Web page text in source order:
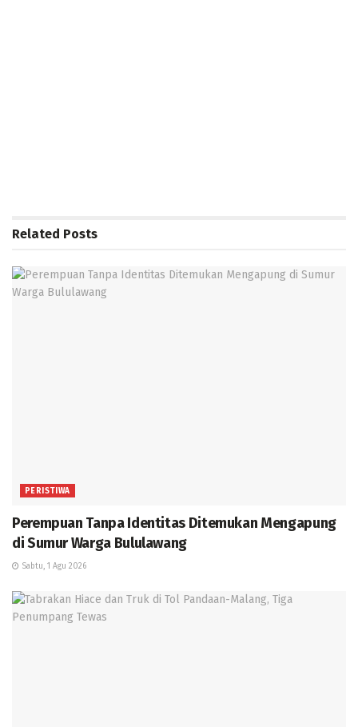
Related Posts
PERISTIWA
Perempuan Tanpa Identitas Ditemukan Mengapung
di Sumur Warga Bululawang
Sabtu, 1 Agu 2026